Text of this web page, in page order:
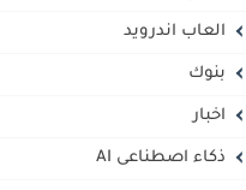
العاب اندرويد
بنوك
اخبار
ذكاء اصطناعى AI